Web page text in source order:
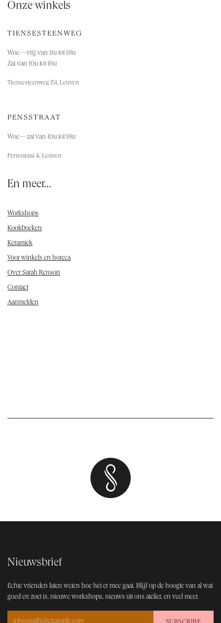
Onze winkels
TIENSESTEENWEG
Woe—vrij van 11u tot 18u
Zat van 10u tot 16u
Tiensesteenweg 151, Leuven
PENSSTRAAT
Woe—zat van 10u tot 18u
Pensstraat 4, Leuven
En meer...
Workshops
Kookboeken
Keramiek
Voor winkels en horeca
Over Sarah Renson
Contact
Aanmelden
Nieuwsbrief
Echte vrienden laten weten hoe het er mee gaat. Blijf op de hoogt​e van al wat
goed en zoet is, nieuwe workshops, nieuws uit ons atelier, en veel meer.